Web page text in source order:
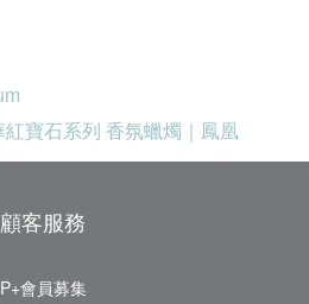
顧客服務
P+會員募集